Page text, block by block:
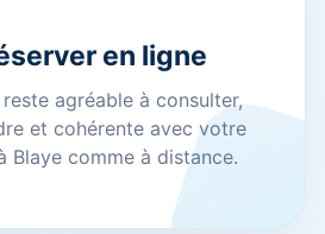
en ligne
agréable à consulter,
et cohérente avec votre
Blaye comme à distance.